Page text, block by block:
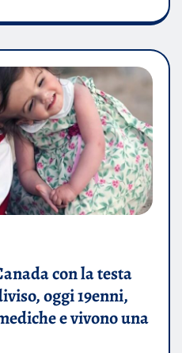
con la testa
oggi 19enni,
e vivono una